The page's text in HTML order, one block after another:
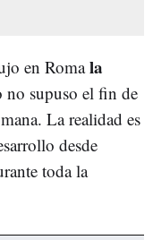
en Romala
no supuso el fin de
La realidad es
desde
toda la